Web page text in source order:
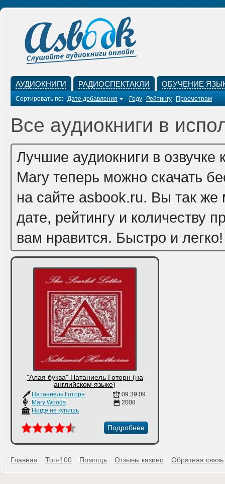
АУДИОКНИГИ РАДИОСПЕКТАКЛИ ОБУЧЕНИЕ
Сортировать по: Дате добавления Году Рейтингу Просмотрам
Все аудиокниги в
Лучшие аудиокниги в
Mary теперь можно скачать
на сайте asbook.ru. Вы так
дате, рейтингу и количеству
вам нравится. Быстро и легко!
"Алая буква" Натаниель Готорн (на
английском языке)
Натаниель Готорн
Mary Woods
Нигде не купишь
09:39:09
2008
Подробнее
Главная Топ-100 Помощь Отзывы казино Обратная связь